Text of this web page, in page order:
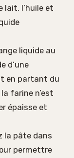
lait, l’huile et
liquide au
d’une
en partant du
farine n’est
épaisse et
la pâte dans
permettre